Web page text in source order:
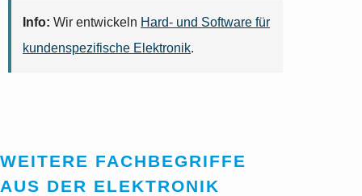
Info: Wir entwickeln Hard- und Software für
kundenspezifische Elektronik.
WEITERE FACHBEGRIFFE
AUS DER ELEKTRONIK